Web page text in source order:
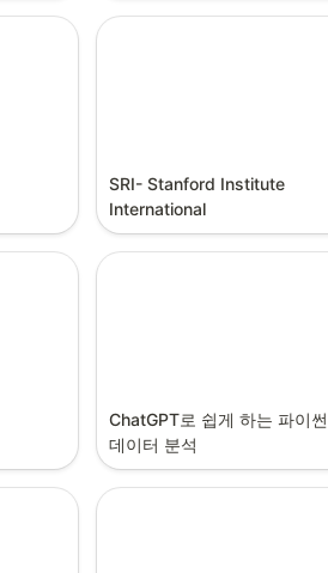
SRI- Stanford Institute
International
ChatGPT로 쉽게 하는 파이썬
데이터 분석